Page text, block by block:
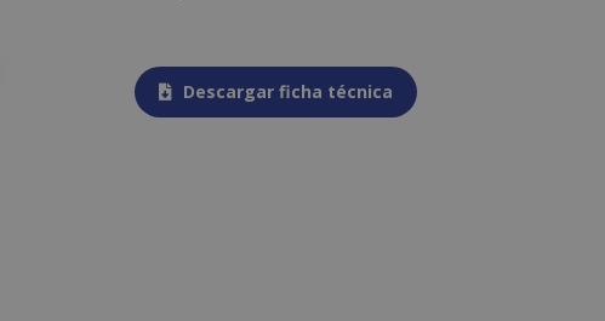
Descargar ficha técnica